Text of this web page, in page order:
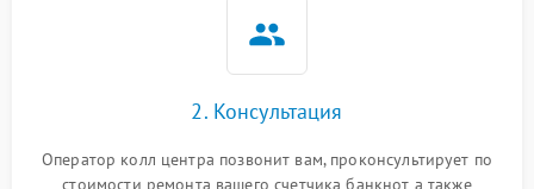
2. Консультация
Оператор колл центра позвонит вам, проконсультирует по
стоимости ремонта вашего счетчика банкнот а также